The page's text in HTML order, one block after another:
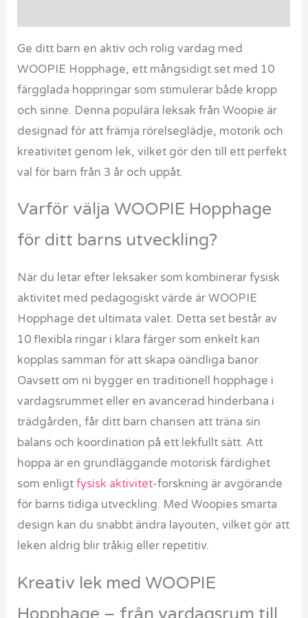
Ge ditt barn en aktiv och rolig vardag med
WOOPIE Hopphage, ett mångsidigt set med 10
färgglada hoppringar som stimulerar både kropp
och sinne. Denna populära leksak från Woopie är
designad för att främja rörelseglädje, motorik och
kreativitet genom lek, vilket gör den till ett perfekt
val för barn från 3 år och uppåt.
Varför välja WOOPIE Hopphage
för ditt barns utveckling?
När du letar efter leksaker som kombinerar fysisk
aktivitet med pedagogiskt värde är WOOPIE
Hopphage det ultimata valet. Detta set består av
10 flexibla ringar i klara färger som enkelt kan
kopplas samman för att skapa oändliga banor.
Oavsett om ni bygger en traditionell hopphage i
vardagsrummet eller en avancerad hinderbana i
trädgården, får ditt barn chansen att träna sin
balans och koordination på ett lekfullt sätt. Att
hoppa är en grundläggande motorisk färdighet
som enligtfysisk aktivitet-forskning är avgörande
för barns tidiga utveckling. Med Woopies smarta
design kan du snabbt ändra layouten, vilket gör att
leken aldrig blir tråkig eller repetitiv.
Kreativ lek med WOOPIE
Hopphage – från vardagsrum till